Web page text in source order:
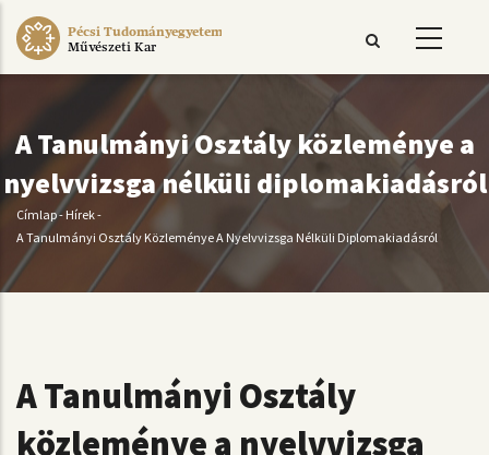
Ugrás
Pécsi Tudományegyetem
Művészeti Kar
A Tanulmányi Osztály közleménye a
nyelvvizsga nélküli diplomakiadásról
Morzsa
Címlap-Hírek-
A Tanulmányi Osztály Közleménye A Nyelvvizsga Nélküli Diplomakiadásról
A Tanulmányi Osztály
közleménye a nyelvvizsga